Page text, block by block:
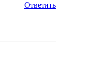
Ответить